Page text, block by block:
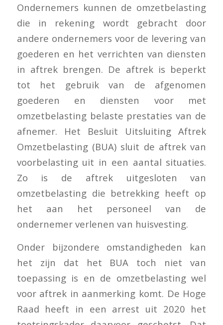
Ondernemers kunnen de omzetbelasting
die in rekening wordt gebracht door
andere ondernemers voor de levering van
goederen en het verrichten van diensten
in aftrek brengen. De aftrek is beperkt
tot het gebruik van de afgenomen
goederen en diensten voor met
omzetbelasting belaste prestaties van de
afnemer. Het Besluit Uitsluiting Aftrek
Omzetbelasting (BUA) sluit de aftrek van
voorbelasting uit in een aantal situaties.
Zo is de aftrek uitgesloten van
omzetbelasting die betrekking heeft op
het aan het personeel van de
ondernemer verlenen van huisvesting.
Onder bijzondere omstandigheden kan
het zijn dat het BUA toch niet van
toepassing is en de omzetbelasting wel
voor aftrek in aanmerking komt. De Hoge
Raad heeft in een arrest uit 2020 het